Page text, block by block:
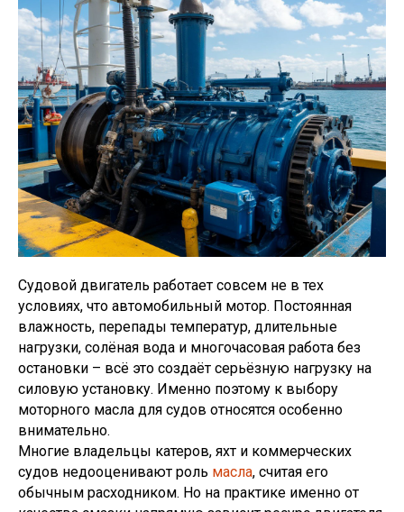
Судовой двигатель работает совсем не в тех
условиях, что автомобильный мотор. Постоянная
влажность, перепады температур, длительные
нагрузки, солёная вода и многочасовая работа без
остановки – всё это создаёт серьёзную нагрузку на
силовую установку. Именно поэтому к выбору
моторного масла для судов относятся особенно
внимательно.
Многие владельцы катеров, яхт и коммерческих
судов недооценивают роль масла, считая его
обычным расходником. Но на практике именно от